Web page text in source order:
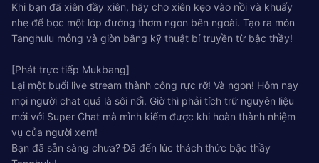
Khi bạn đã xiên đầy xiên, hãy cho xiên kẹo vào nồi và khuấy
nhẹ để bọc một lớp đường thơm ngon bên ngoài. Tạo ra món
Tanghulu mỏng và giòn bằng kỹ thuật bí truyền từ bậc thầy!
[Phát trực tiếp Mukbang]
Lại một buổi live stream thành công rực rỡ! Và ngon! Hôm nay
mọi người chat quá là sôi nổi. Giờ thì phải tích trữ nguyên liệu
mới với Super Chat mà mình kiếm được khi hoàn thành nhiệm
vụ của người xem!
Bạn đã sẵn sàng chưa? Đã đến lúc thách thức bậc thầy